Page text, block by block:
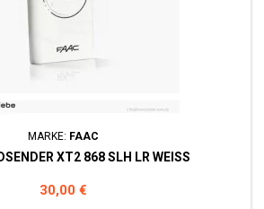
MARKE: FAAC
XT2 868 SLH LR WEISS
Preis
30,00 €